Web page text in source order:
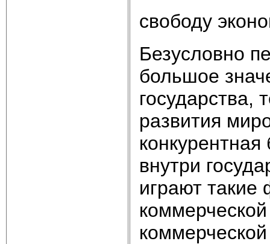
свободу
Безусловно
большое
государства,
развития
внутри
играют такие